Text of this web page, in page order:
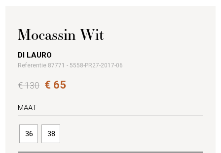
Mocassin Wit
DI LAURO
Referentie 87771 - 5558-PR27-2017-06
€ 130 € 65
MAAT
36 38